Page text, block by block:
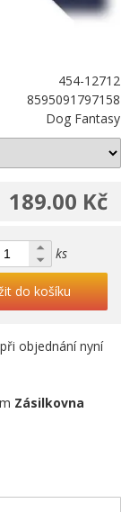
454-12712
8595091797158
Dog Fantasy
189.00 Kč
ks
do košíku
objednání nyní
Zásilkovna